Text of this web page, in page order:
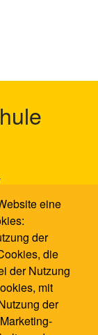
eine
der
die
der Nutzung
mit
der